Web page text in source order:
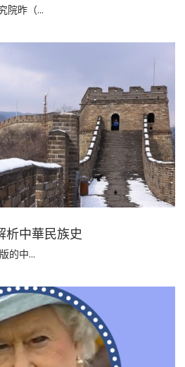
院昨（...
析中華民族史
的中...